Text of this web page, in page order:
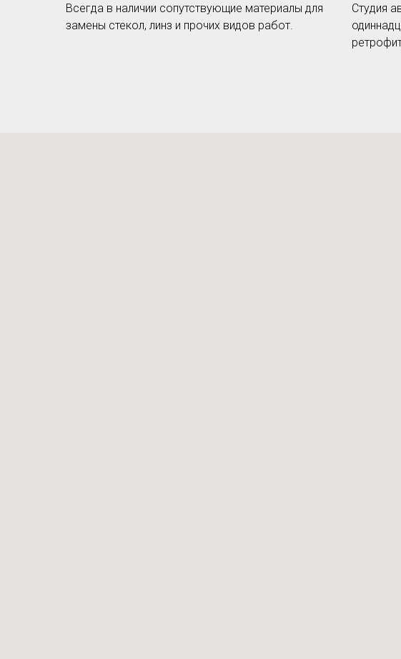
Всегда в наличии сопутствующие материалы для
замены стекол, линз и прочих видов работ.
Студия